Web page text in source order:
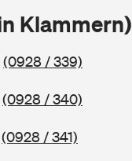
Klammern)
(0928 / 339)
(0928 / 340)
(0928 / 341)